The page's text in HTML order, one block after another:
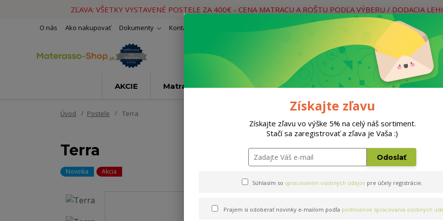
ZĽAVA: VŠETKY VYSTAVENÉ POSTELE ZA 400€ - CENA MATRACU A ROŠTU PODĽA VÝBERU / DODACIA
O nás Ako nakupovať Dokumenty Kontakty
Hľadať
Neviete si rady? Zavolajte.
AKCIE Matrace Rošty Doplnky Postele
Úvod Postele Terra
Terra
Novinka Akcia
Získajte zľavu
Získajte zľavu vo výške 5% na celý náš sortiment.
Stačí sa zaregistrovať a zľava je Vaša :)
Odoslať
Súhlasím so spracovaním osobných údajov pre účely registrácie.
Prajem si odoberať novinky e-mailom podľa podmienok spracovania osobných